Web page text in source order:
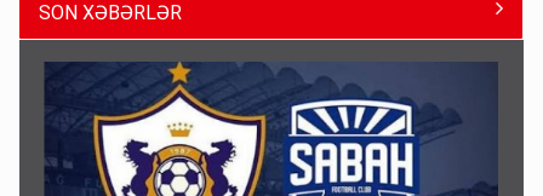
SON XƏBƏRLƏR